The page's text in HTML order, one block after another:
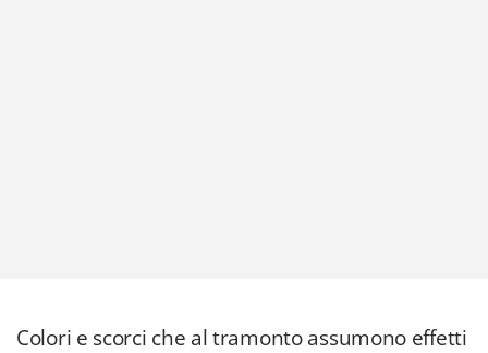
Colori e scorci che al tramonto assumono effetti